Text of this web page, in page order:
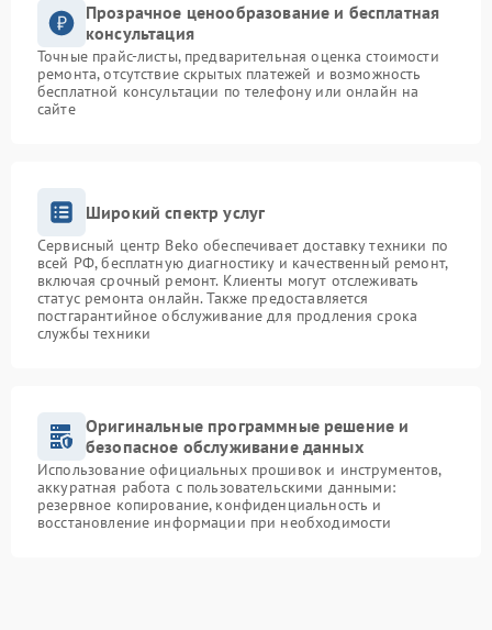
Прозрачное ценообразование и бесплатная
консультация
Точные прайс-листы, предварительная оценка стоимости
ремонта, отсутствие скрытых платежей и возможность
бесплатной консультации по телефону или онлайн на
сайте
Широкий спектр услуг
Сервисный центр Beko обеспечивает доставку техники по
всей РФ, бесплатную диагностику и качественный ремонт,
включая срочный ремонт. Клиенты могут отслеживать
статус ремонта онлайн. Также предоставляется
постгарантийное обслуживание для продления срока
службы техники
Оригинальные программные решение и
безопасное обслуживание данных
Использование официальных прошивок и инструментов,
аккуратная работа с пользовательскими данными:
резервное копирование, конфиденциальность и
восстановление информации при необходимости